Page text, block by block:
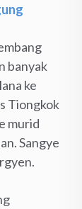
banyak
ke
Tiongkok
murid
Sangye